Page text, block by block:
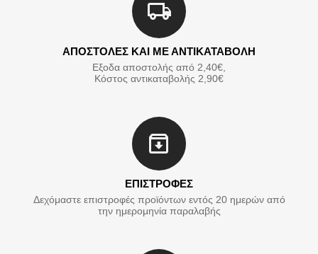
ΑΠΟΣΤΟΛΕΣ ΚΑΙ ΜΕ ΑΝΤΙΚΑΤΑΒΟΛΗ
Εξοδα αποστολής από 2,40€,
Κόστος αντικαταβολής 2,90€
ΕΠΙΣΤΡΟΦΕΣ
Δεχόμαστε επιστροφές προϊόντων εντός 20 ημερών από
την ημερομηνία παραλαβής